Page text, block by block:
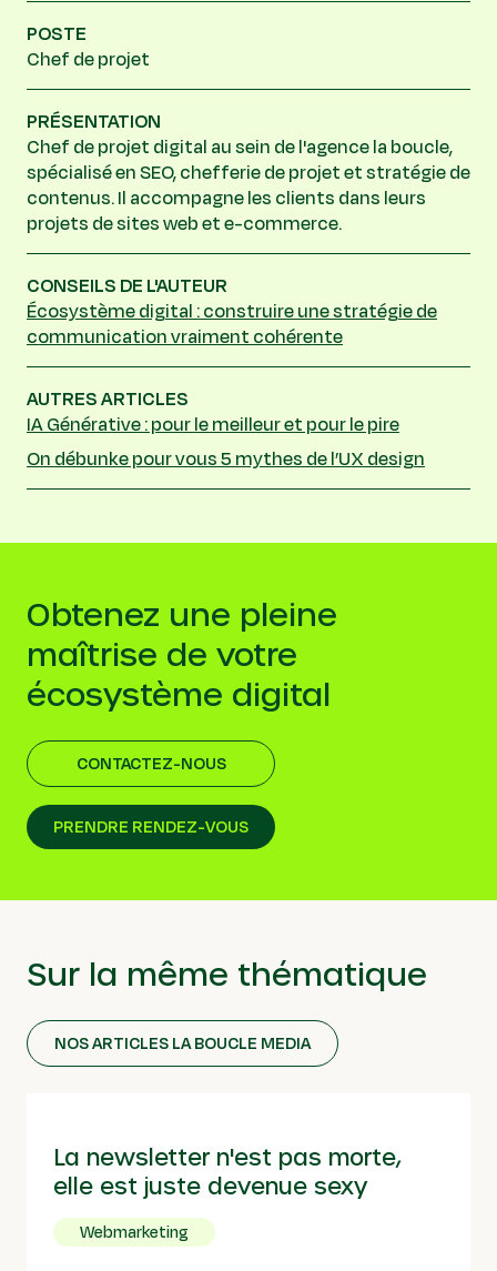
POSTE
Chef de projet
PRÉSENTATION
Chef de projet digital au sein de l'agence la boucle,
spécialisé en SEO, chefferie de projet et stratégie de
contenus. Il accompagne les clients dans leurs
projets de sites web et e-commerce.
CONSEILS DE L'AUTEUR
Écosystème digital : construire une stratégie de
communication vraiment cohérente
AUTRES ARTICLES
IA Générative : pour le meilleur et pour le pire
On débunke pour vous 5 mythes de l’UX design
Obtenez une pleine
maîtrise de votre
écosystème digital
CONTACTEZ-NOUS
PRENDRE RENDEZ-VOUS
Sur la même thématique
NOS ARTICLES LA BOUCLE MEDIA
La newsletter n'est pas morte,
elle est juste devenue sexy
Webmarketing